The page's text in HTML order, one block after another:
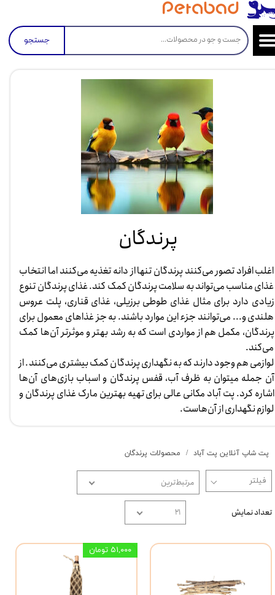
جستجو
پرندگان
اغلب افراد تصور می‌کنند پرندگان تنها از دانه تغذیه می‌کنند اما انتخاب
غذای مناسب می‌تواند به سلامت پرندگان کمک کند. غذای پرندگان تنوع
زیادی دارد برای مثال غذای طوطی برزیلی، غذای قناری، پلت عروس
هلندی و... می‌توانند جزء این موارد باشند. به جز غذاهای معمول برای
پرندگان، مکمل هم از مواردی است که به رشد بهتر و موثرتر آن‌ها کمک
می‌کند.
لوازمی هم وجود دارند که به نگهداری پرندگان کمک بیشتری می‌کنند. از
آن جمله میتوان به ظرف آب، قفس پرندگان و اسباب بازی‌های آن‌ها
اشاره کرد. پت آباد مکانی عالی برای تهیه بهترین مارک غذای پرندگان و
لوازم نگهداری از آن‌هاست.
پت شاپ آنلاین پت آباد محصولات پرندگان
مرتبط‌ترین
تعداد نمایش ۲۱
۵۱,۰۰۰ تومان